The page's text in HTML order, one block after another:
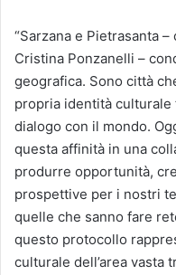
“Sarzana e Pietrasanta
Cristina Ponzanelli –
geografica. Sono città
propria identità
dialogo con il mondo.
questa affinità in una
produrre opportunità,
prospettive per i nostri
quelle che sanno fare
questo protocollo
culturale dell’area vasta